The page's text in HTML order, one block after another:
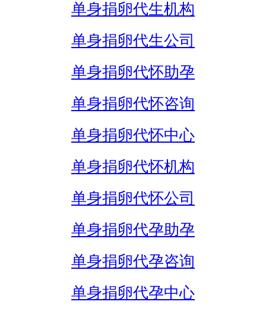
单身捐卵代生机构
单身捐卵代生公司
单身捐卵代怀助孕
单身捐卵代怀咨询
单身捐卵代怀中心
单身捐卵代怀机构
单身捐卵代怀公司
单身捐卵代孕助孕
单身捐卵代孕咨询
单身捐卵代孕中心